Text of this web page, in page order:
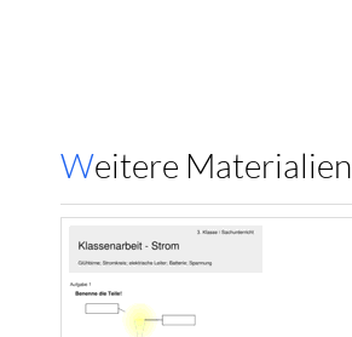
Weitere Materialien